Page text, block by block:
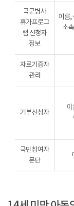
국군병사
휴가프로그
램 신청자
정보
이름,
소
자료기증자
관리
기부신청자
국민참여자
문단